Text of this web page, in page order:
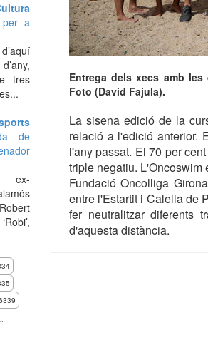
Entrega dels xecs amb
Foto (David Fajula).
La sisena edició de la
relació a l'edició anterior.
l'any passat. El 70 per
triple negatiu.
Fundació Oncolliga
entre l'Estartit i Calella de
fer neutralitzar diferents
d'aquesta distància.
per a
tres
de
ex-